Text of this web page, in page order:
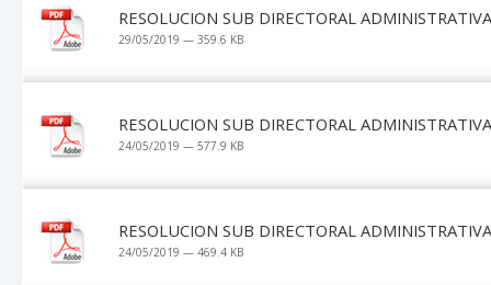
RESOLUCION SUB DIRECTORAL
29/05/2019 — 359.6 KB
RESOLUCION SUB DIRECTORAL
24/05/2019 — 577.9 KB
RESOLUCION SUB DIRECTORAL
24/05/2019 — 469.4 KB